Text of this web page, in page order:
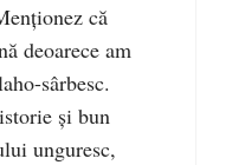
că
deoarece am
sârbesc.
şi bun
unguresc,